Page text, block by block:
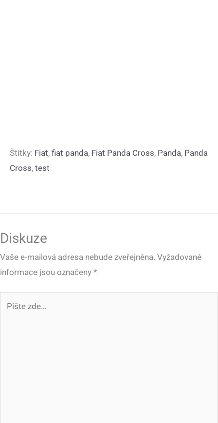
Štítky: Fiat, fiat panda, Fiat Panda Cross, Panda, Panda
Cross, test
Diskuze
Vaše e-mailová adresa nebude zveřejněna. Vyžadované
informace jsou označeny *